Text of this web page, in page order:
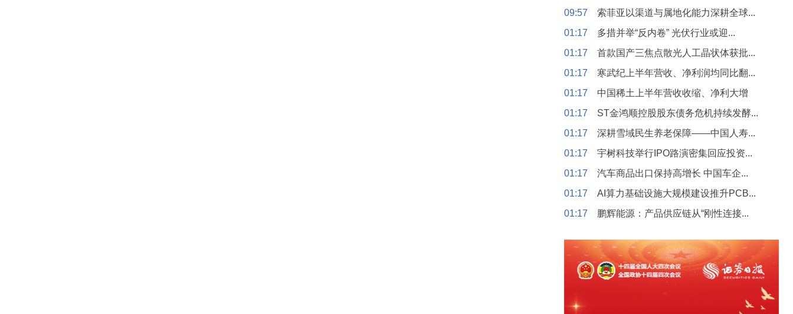
09:57
索菲亚以渠道与属地化能力深耕全球...
01:17
多措并举“反内卷” 光伏行业或迎...
01:17
首款国产三焦点散光人工晶状体获批...
01:17
寒武纪上半年营收、净利润均同比翻...
01:17
中国稀土上半年营收收缩、净利大增
01:17
ST金鸿顺控股股东债务危机持续发酵...
01:17
深耕雪域民生养老保障——中国人寿...
01:17
宇树科技举行IPO路演密集回应投资...
01:17
汽车商品出口保持高增长 中国车企...
01:17
AI算力基础设施大规模建设推升PCB...
01:17
鹏辉能源：产品供应链从“刚性连接...